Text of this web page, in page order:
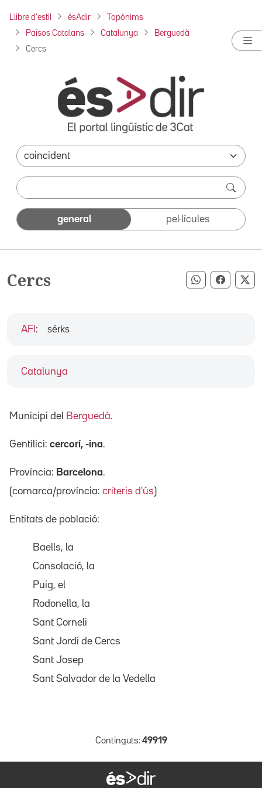
Llibre d'estil ésAdir Topònims
Països Catalans Catalunya Berguedà
Cercs
general pel·lícules
Cercs Compartir
Catalunya
AFI : sérks
Municipi del Berguedà.
Gentilici: cercorí, -ina.
Província: Barcelona.
(comarca/província: criteris d'ús)
Entitats de població:
Baells, la
Consolació, la
Puig, el
Rodonella, la
Sant Corneli
Sant Jordi de Cercs
Sant Josep
Sant Salvador de la Vedella
Continguts: 49919